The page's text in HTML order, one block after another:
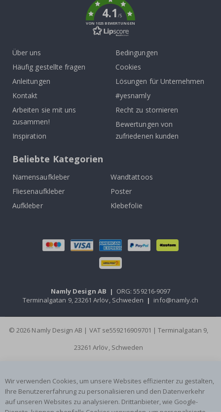
4.1/5
VON 1025 BEWERTUNGEN
Über uns
Häufig gestellte fragen
Anleitungen
Kontakt
Arbeiten sie mit uns
zusammen!
Inspiration
Bedingungen
Cookies
Lösungen für Unternehmen
#yesnamly
Recht zu stornieren
Bewertungen von
zufriedenen kunden
Beliebte Kategorien
Namensaufkleber
Wandtattoos
Fliesenaufkleber
Poster
Aufkleber
Klebefolie
Namly Design AB | ORG: 559216-9097
Terminalgatan 9, 23261 Arlöv, Schweden | info@namly.ch
© 2026 Namly Design AB | VAT se559216909701 | Terminalgatan 9,
23261 Arlöv, Schweden
Wir verwenden Cookies, um unsere Websites effizienter zu gestalten,
Ihre Benutzererfahrung zu personalisieren und den Datenverkehr
auf unseren Websites zu analysieren. Drittanbieter, wie Google-